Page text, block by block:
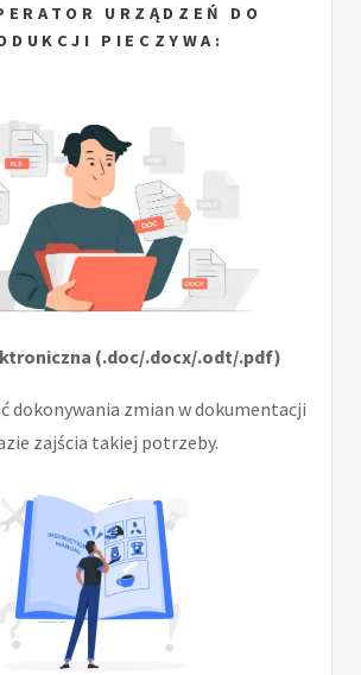
URZĄDZEŃ DO
PIECZYWA:
(.doc/.docx/.odt/.pdf)
dokonywania zmian w dokumentacji
zajścia takiej potrzeby.